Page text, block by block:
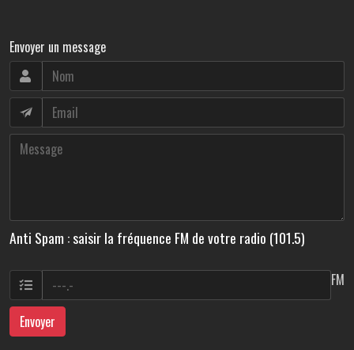
Envoyer un message
Anti Spam : saisir la fréquence FM de votre radio (101.5)
FM
Envoyer